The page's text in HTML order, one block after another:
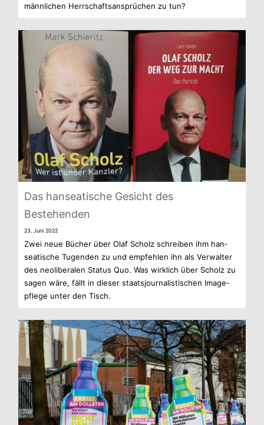
männ­li­chen Herr­schafts­an­sprü­chen zu tun?
Das han­sea­ti­sche Gesicht des
Bestehenden
23. Juni 2022
Zwei neue Bücher über Olaf Scholz schrei­ben ihm han­
sea­ti­sche Tugen­den zu und emp­feh­len ihn als Ver­wal­ter
des neo­li­be­ra­len Sta­tus Quo. Was wirk­lich über Scholz zu
sagen wäre, fällt in die­ser staats­jour­na­lis­ti­schen Image­
pflege unter den Tisch.